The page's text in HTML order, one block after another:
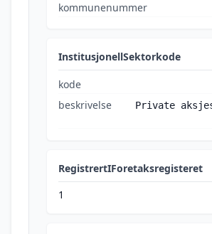
kommunenummer
InstitusjonellSektorkode
kode
beskrivelse
Private
RegistrertIForetaksregisteret
1